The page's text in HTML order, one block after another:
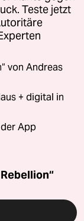
Teste jetzt
von Andreas
+ digital in
App